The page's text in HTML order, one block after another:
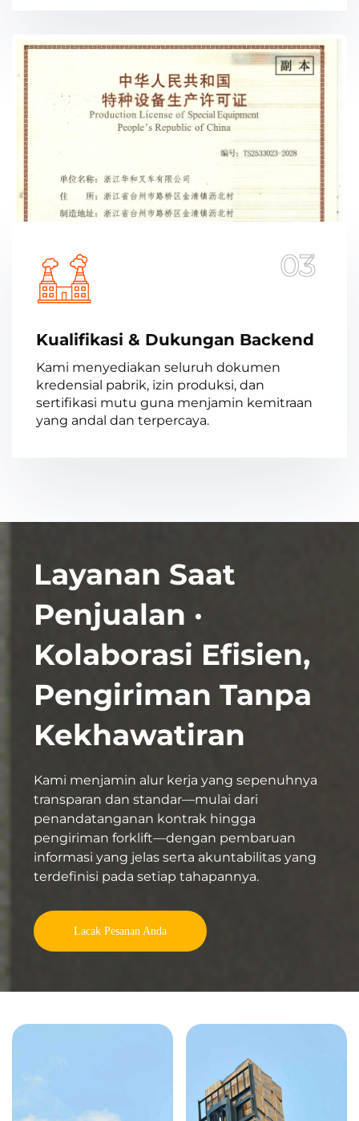
03
Kualifikasi & Dukungan Backend
Kami menyediakan seluruh dokumen
kredensial pabrik, izin produksi, dan
sertifikasi mutu guna menjamin kemitraan
yang andal dan terpercaya.
Layanan Saat
Penjualan ·
Kolaborasi Efisien,
Pengiriman Tanpa
Kekhawatiran
Kami menjamin alur kerja yang sepenuhnya
transparan dan standar—mulai dari
penandatanganan kontrak hingga
pengiriman forklift—dengan pembaruan
informasi yang jelas serta akuntabilitas yang
terdefinisi pada setiap tahapannya.
Lacak Pesanan Anda